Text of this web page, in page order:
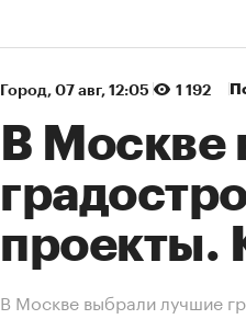
Город⁠, 07 авг, 12:05 1 192
В Москве
проекты.
В Москве выбрали лучшие